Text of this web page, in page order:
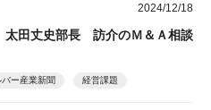
2024/12/18
田丈史部長 訪介のＭ＆Ａ相談
バー産業新聞 経営課題